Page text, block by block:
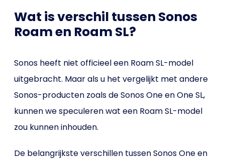
Wat is verschil tussen Sonos
Roam en Roam SL?
Sonos heeft niet officieel een Roam SL-model
uitgebracht. Maar als u het vergelijkt met andere
Sonos-producten zoals de Sonos One en One SL,
kunnen we speculeren wat een Roam SL-model
zou kunnen inhouden.
De belangrijkste verschillen tussen Sonos One en